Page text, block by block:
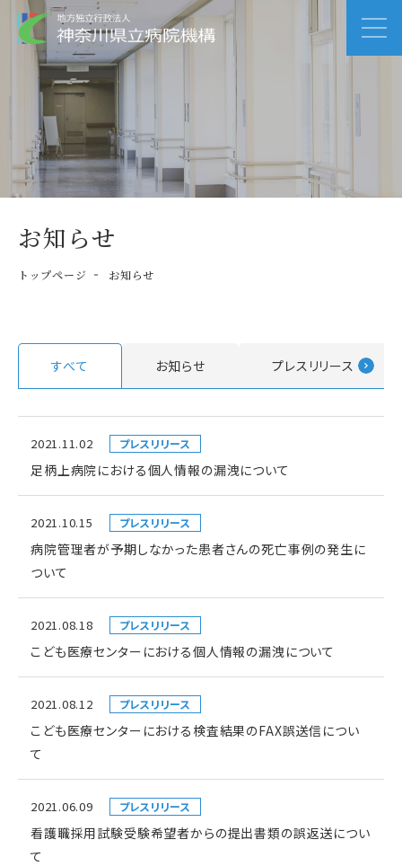
お知らせ
トップページ お知らせ
すべて お知らせ プレスリリース
2021.11.02 プレスリリース
足柄上病院における個人情報の漏洩について
2021.10.15 プレスリリース
病院管理者が予期しなかった患者さんの死亡事例の発生に
ついて
2021.08.18 プレスリリース
こども医療センターにおける個人情報の漏洩について
2021.08.12 プレスリリース
こども医療センターにおける検査結果のFAX誤送信につい
て
2021.06.09 プレスリリース
看護職採用試験受験希望者からの提出書類の誤返送につい
て